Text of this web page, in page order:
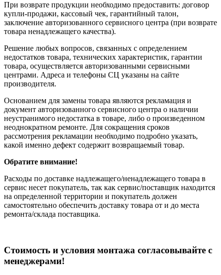
При возврате продукции необходимо предоставить: договор
купли-продажи, кассовый чек, гарантийный талон,
заключение авторизованного сервисного центра (при возврате
товара ненадлежащего качества).
Решение любых вопросов, связанных с определением
недостатков товара, технических характеристик, гарантии
товара, осуществляется авторизованными сервисными
центрами. Адреса и телефоны СЦ указаны на сайте
производителя.
Основанием для замены товара являются рекламация и
документ авторизованного сервисного центра о наличии
неустранимого недостатка в товаре, либо о произведенном
неоднократном ремонте. Для сокращения сроков
рассмотрения рекламации необходимо подробно указать,
какой именно дефект содержит возвращаемый товар.
Обратите внимание!
Расходы по доставке надлежащего/ненадлежащего товара в
сервис несет покупатель, так как сервис/поставщик находится
на определенной территории и покупатель должен
самостоятельно обеспечить доставку товара от и до места
ремонта/склада поставщика.
Cтоимость и условия монтажа согласовывайте с
менеджерами!